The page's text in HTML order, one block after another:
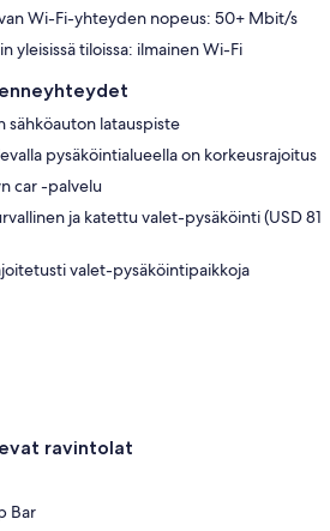
Wi-Fi-yhteyden nopeus: 50+ Mbit/s
yleisissä tiloissa: ilmainen Wi-Fi
sähköauton latauspiste
pysäköintialueella on korkeusrajoitus
car -palvelu
ja katettu valet-pysäköinti (USD 81
valet-pysäköintipaikkoja
ravintolat
Bar